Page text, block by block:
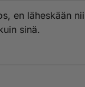
en läheskään
sinä.